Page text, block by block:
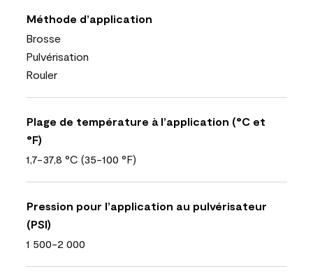
Méthode d’application
Brosse
Pulvérisation
Rouler
Plage de température à l’application (°C et
°F)
1,7-37,8 °C (35-100 °F)
Pression pour l’application au pulvérisateur
(PSI)
1 500-2 000